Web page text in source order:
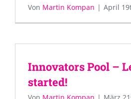
Von Martin Kompan | April
Innovators Pool –
started!